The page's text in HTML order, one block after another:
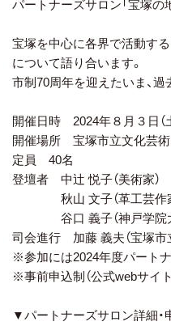
パートナーズサロン「宝塚の
宝塚を中心に各界で活動す
について語り合います。
市制70周年を迎えたいま、
開催日時 2024年８月３日（
開催場所 宝塚市立文化芸
定員 40名
登壇者 中辻󠄀 悦子（美術家）
秋山 文子（革工芸作家・
谷口 義子（神戸学院大
司会進行 加藤 義夫（宝塚市
※参加には2024年度パートナ
※事前申込制（公式webサイ
▼パートナーズサロン詳細・